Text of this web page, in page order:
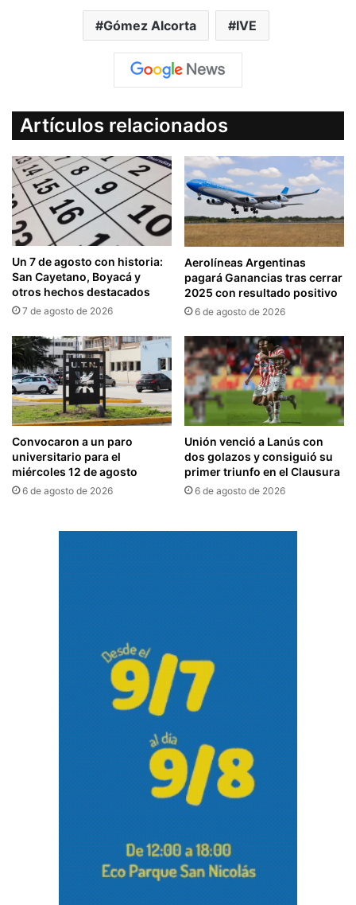
Gómez Alcorta IVE
Artículos relacionados
Un 7 de agosto con historia:
San Cayetano, Boyacá y
otros hechos destacados
7 de agosto de 2026
Aerolíneas Argentinas
pagará Ganancias tras cerrar
2025 con resultado positivo
6 de agosto de 2026
Convocaron a un paro
universitario para el
miércoles 12 de agosto
6 de agosto de 2026
Unión venció a Lanús con
dos golazos y consiguió su
primer triunfo en el Clausura
6 de agosto de 2026